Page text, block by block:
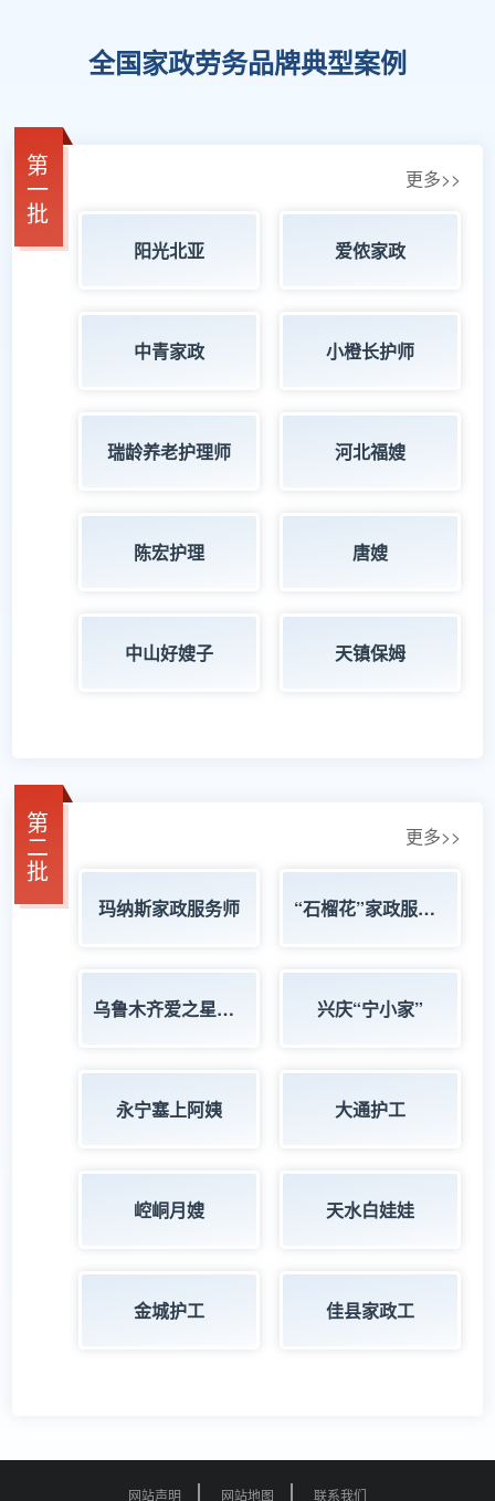
全国家政劳务品牌典型案例
第
一
批
更多>>
阳光北亚 爱侬家政
中青家政 小橙长护师
瑞龄养老护理师 河北福嫂
陈宏护理 唐嫂
中山好嫂子 天镇保姆
第
二
批
更多>>
玛纳斯家政服务师 “石榴花”家政服务师
乌鲁木齐爱之星家政服务师 兴庆“宁小家”
永宁塞上阿姨 大通护工
崆峒月嫂 天水白娃娃
金城护工 佳县家政工
网站声明 网站地图 联系我们